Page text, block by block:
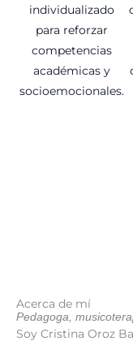
individualizado
para reforzar
competencias
académicas y
socioemocionales.
Acerca de mí
Pedagoga,
Soy Cristina Oroz